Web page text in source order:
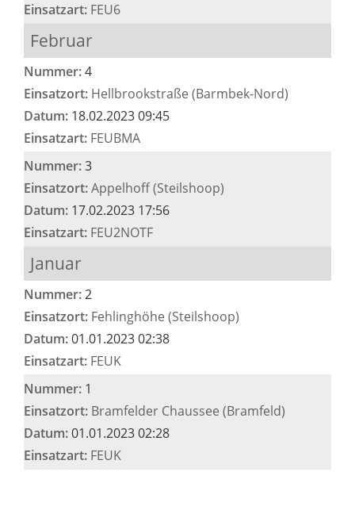
Einsatzart: FEU6
Februar
Nummer:4
Einsatzort: Hellbrookstraße (Barmbek-Nord)
Datum: 18.02.2023 09:45
Einsatzart: FEUBMA
Nummer:3
Einsatzort:Appelhoff (Steilshoop)
Datum: 17.02.2023 17:56
Einsatzart: FEU2NOTF
Januar
Nummer:2
Einsatzort: Fehlinghöhe (Steilshoop)
Datum:01.01.2023 02:38
Einsatzart: FEUK
Nummer: 1
Einsatzort: Bramfelder Chaussee (Bramfeld)
Datum:01.01.2023 02:28
Einsatzart: FEUK